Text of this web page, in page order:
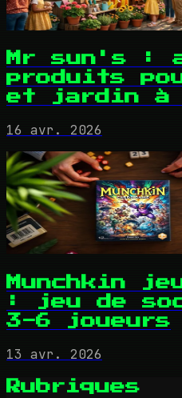
Mr sun's :
produits
et jardin à
16 avr. 2026
Munchkin
: jeu de
3-6 joueurs
13 avr. 2026
Rubriques